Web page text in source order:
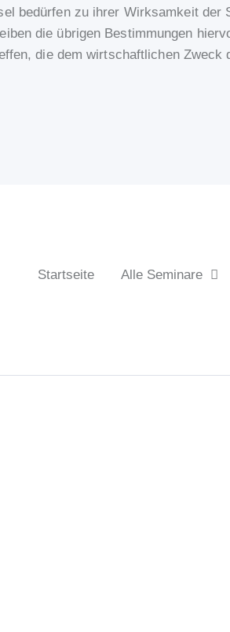
bedürfen zu ihrer Wirksamkeit
die übrigen Bestimmungen
die dem wirtschaftlichen Zweck
Startseite Alle Seminare